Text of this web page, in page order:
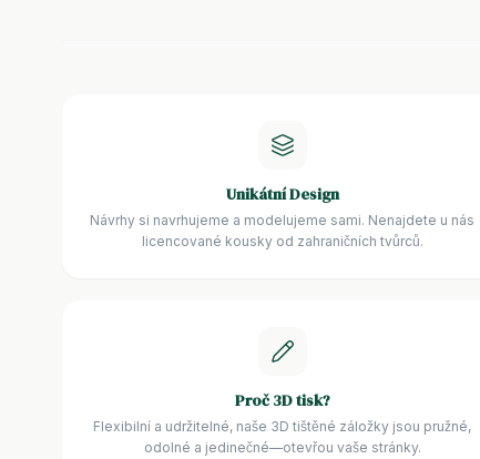
Unikátní Design
Návrhy si navrhujeme a modelujeme sami. Nenajdete u nás
licencované kousky od zahraničních tvůrců.
Proč 3D tisk?
Flexibilní a udržitelné, naše 3D tištěné záložky jsou pružné,
odolné a jedinečné—otevřou vaše stránky.